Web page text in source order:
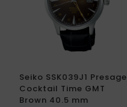
Seiko SSK039J1 Presage
Cocktail Time GMT
Brown 40.5 mm